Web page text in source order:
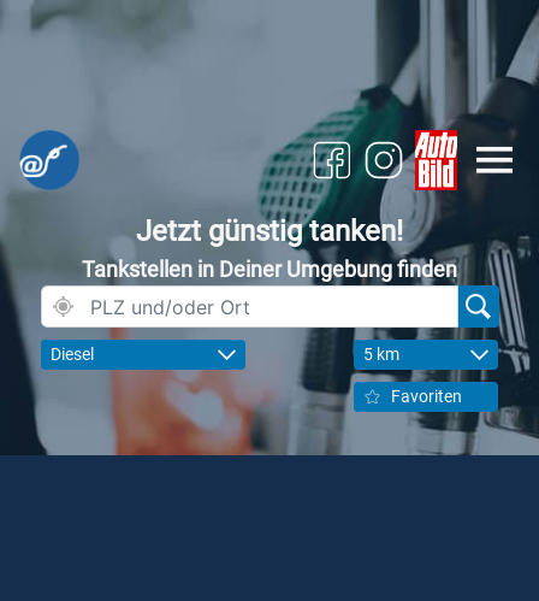
Jetzt günstig tanken!
Tankstellen in Deiner Umgebung finden
Diesel 5 km
Favoriten